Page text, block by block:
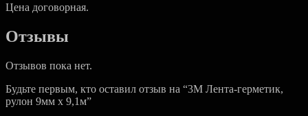
Цена договорная.
Отзывы
Отзывов пока нет.
Будьте первым, кто оставил отзыв на “3M Лента-герметик,
рулон 9мм х 9,1м”